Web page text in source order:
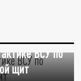
ВСУ по
щит